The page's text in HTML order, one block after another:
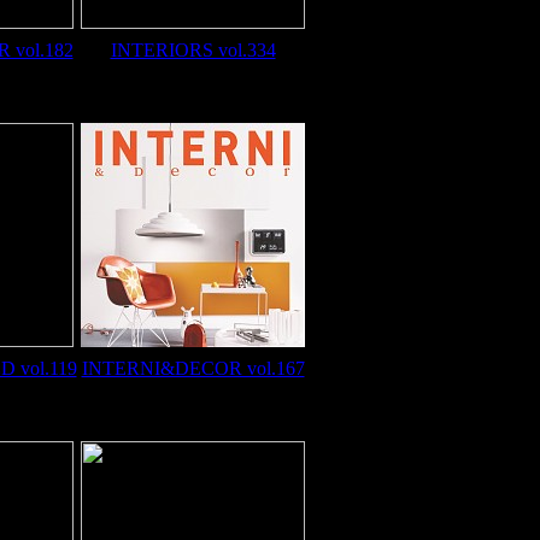
vol.182 INTERIORS vol.334
vol.119 INTERNI&DECOR vol.167